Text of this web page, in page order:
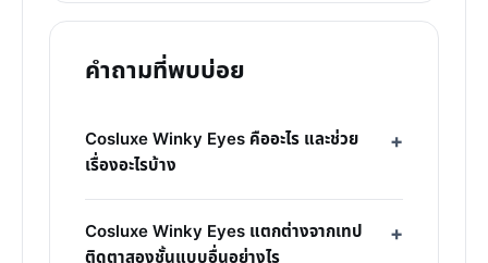
คำถามที่พบบ่อย
Cosluxe Winky Eyes คืออะไร และช่วย
เรื่องอะไรบ้าง
Cosluxe Winky Eyes แตกต่างจากเทป